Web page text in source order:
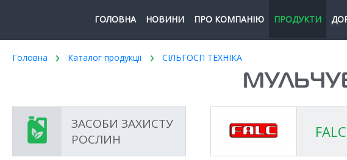
ГОЛОВНА НОВИНИ ПРО КОМПАНІЮ ПРОДУКТИ
Головна Каталог продукції СІЛЬГОСП ТЕХНІКА
ЗАСОБИ ЗАХИСТУ
РОСЛИН
FALC